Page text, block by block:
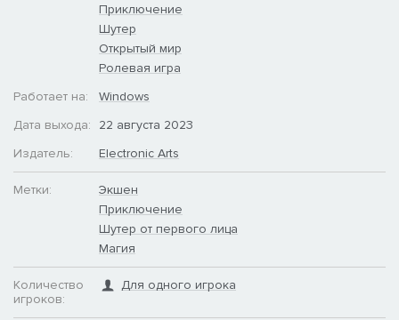
Приключение
Шутер
Открытый мир
Ролевая игра
Работает на:
Windows
Дата выхода:
22 августа 2023
Издатель:
Electronic Arts
Метки:
Экшен
Приключение
Шутер от первого лица
Магия
Количество
игроков:
Для одного игрока